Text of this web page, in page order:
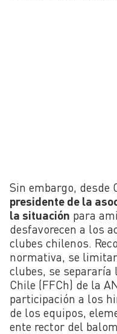
Sin embargo, desde
presidente de la
la situación para
desfavorecen a los
clubes chilenos.
normativa, se
clubes, se separaría
Chile (FFCh) de la
participación a los
de los equipos,
ente rector del